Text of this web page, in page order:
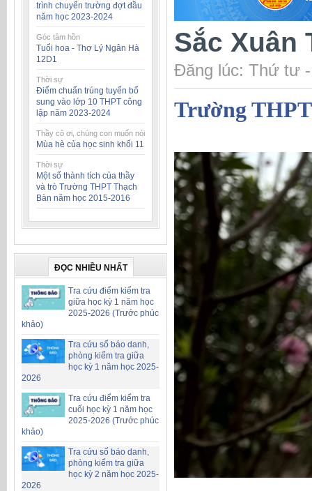
trình chuyển trường đợt đầu
năm học 2023-2024
Góc tâm hồn
Tuổi hoa - Thơ Lý Ngân Hà
12D1
Thời sự
Điểm chuẩn trúng tuyển bổ
sung vào lớp 10 THPT công
lập năm 2023-2024
Thầy cô ơi, chúng con muốn nói
Mùa hè của học sinh khối 11
Thời sự
Một số thành tích của thầy
và trò Trường THPT Thạch
Bàn năm học 2015-2016
ĐỌC NHIỀU NHẤT
Tra cứu điểm kiểm tra
giữa học kỳ 1 năm học
2025-2026 (Trước phúc
khảo)
Tra cứu số báo danh,
phòng kiểm tra giữa
học kỳ 1 năm học 2025-
2026
Tra cứu điểm kiểm tra
cuối học kỳ 1 năm học
2025-2026 (Trước phúc
khảo)
Tra cứu số báo danh,
phòng kiểm tra giữa
học kỳ 2 năm học 2025-
2026
Sắc Xuân
Đăng lúc: Thứ tư
Trường